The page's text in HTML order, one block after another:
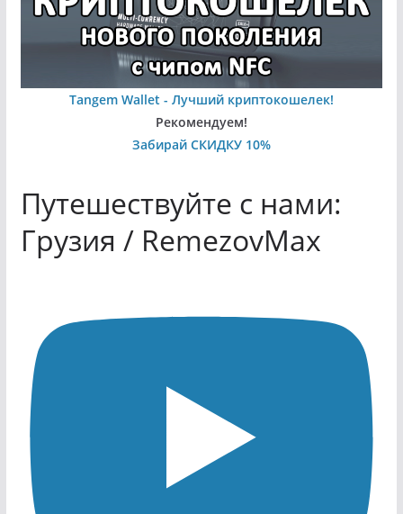
Tangem Wallet - Лучший криптокошелек!
Рекомендуем!
Забирай СКИДКУ 10%
Путешествуйте с нами:
Грузия / RemezovMax